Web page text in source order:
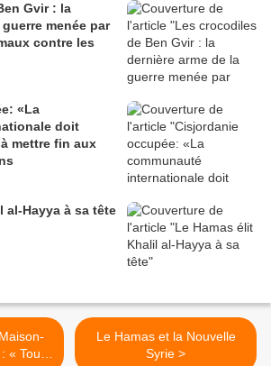
Gvir : la
menée par
contre les
«La
doit
mettre fin aux
al-Hayya à sa tête
« Tout
Le Hamas et la Nouvelle
Syrie >